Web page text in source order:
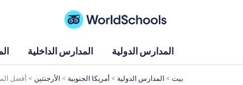
المدارس الدولية المدارس الداخلية
بيت > المدارس الدولية > أمريكا الجنوبية > الأرجنتين > أفضل